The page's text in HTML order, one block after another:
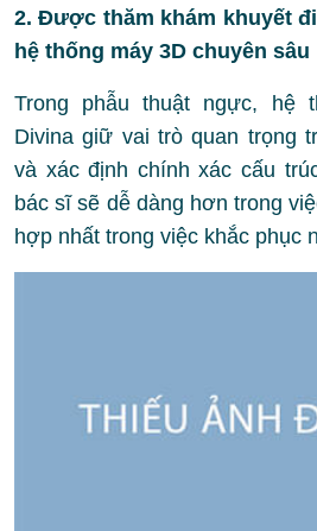
2. Được thăm khám khuyết
hệ thống máy 3D chuyên sâu
Trong phẫu thuật ngực, hệ
Divina giữ vai trò quan trọng
và xác định chính xác cấu
bác sĩ sẽ dễ dàng hơn trong
hợp nhất trong việc khắc phục